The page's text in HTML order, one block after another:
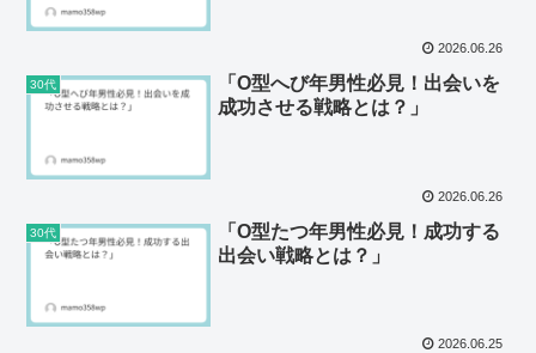
2026.06.26
30代
「O型へび年男性必見！出会いを
成功させる戦略とは？」
2026.06.26
30代
「O型たつ年男性必見！成功する
出会い戦略とは？」
2026.06.25